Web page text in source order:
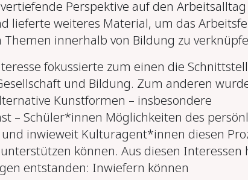
Perspektive auf den
lieferte weiteres Material, um das
Themen innerhalb von Bildung zu
fokussierte zum einen die
und Bildung. Zum anderen
Kunstformen – insbesondere
– Schüler*innen Möglichkeiten des
inwieweit Kulturagent*innen diesen
können. Aus diesen Interessen
entstanden: Inwiefern können